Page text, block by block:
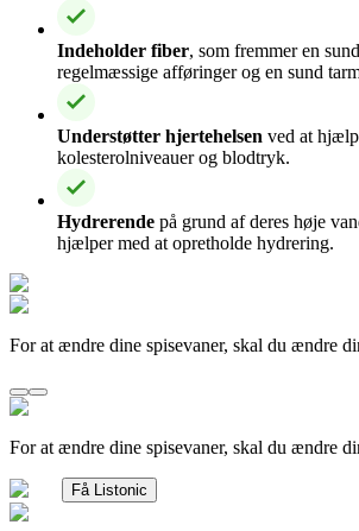
Indeholder fiber, som fremmer en
regelmæssige afføringer og en sund
Understøtter hjertehelsen ved at
kolesterolniveauer og blodtryk.
Hydrerende på grund af deres høje
hjælper med at opretholde hydrering.
For at ændre dine spisevaner, skal du ændre
For at ændre dine spisevaner, skal du ændre
Få Listonic